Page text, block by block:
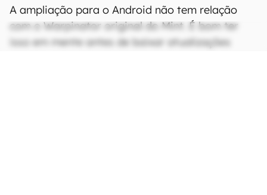
A ampliação para o Android não tem relação
com o Warpinator original do Mint. É bom ter
isso em mente antes de baixar atualizações